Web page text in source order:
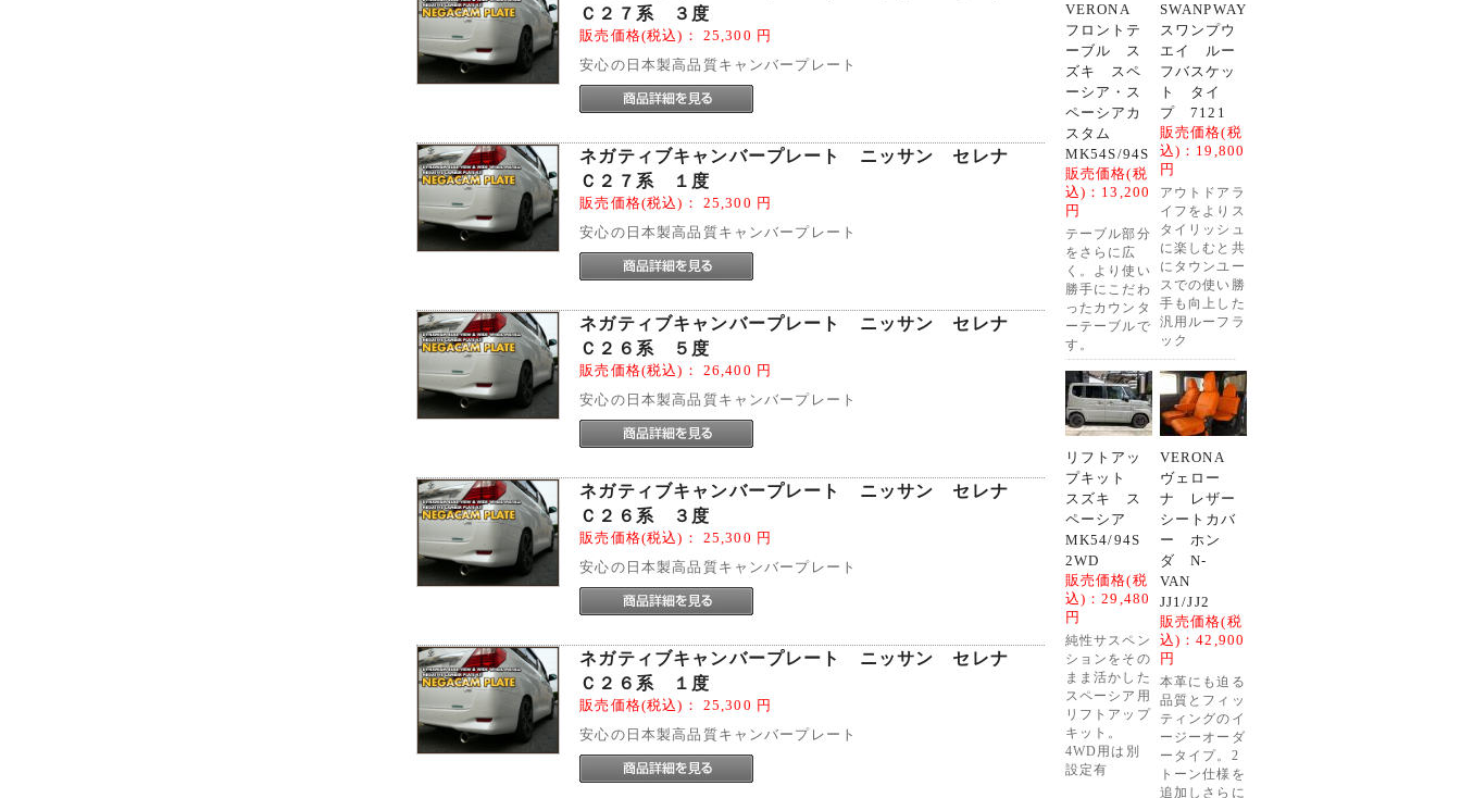
Ｃ２７系 ３度
販売価格(税込)： 25,300 円
安心の日本製高品質キャンバープレート
ネガティブキャンバープレート ニッサン セレナ
Ｃ２７系 １度
販売価格(税込)： 25,300 円
安心の日本製高品質キャンバープレート
ネガティブキャンバープレート ニッサン セレナ
Ｃ２６系 ５度
販売価格(税込)： 26,400 円
安心の日本製高品質キャンバープレート
ネガティブキャンバープレート ニッサン セレナ
Ｃ２６系 ３度
販売価格(税込)： 25,300 円
安心の日本製高品質キャンバープレート
ネガティブキャンバープレート ニッサン セレナ
Ｃ２６系 １度
販売価格(税込)： 25,300 円
安心の日本製高品質キャンバープレート
VERONA
フロントテ
ーブル ス
ズキ スペ
ーシア・ス
ペーシアカ
スタム
MK54S/94S
販売価格(税
込)： 13,200
円
テーブル部分
をさらに広
く。より使い
勝手にこだわ
ったカウンタ
ーテーブルで
す。
SWANPWAY
スワンプウ
エイ ルー
フバスケッ
ト タイ
プ 7121
販売価格(税
込)： 19,800
円
アウトドアラ
イフをよりス
タイリッシュ
に楽しむと共
にタウンユー
スでの使い勝
手も向上した
汎用ルーフラ
ック
リフトアッ
プキット
スズキ ス
ペーシア
MK54/94S
2WD
販売価格(税
込)：29,480
円
純性サスペン
ションをその
まま活かした
スペーシア用
リフトアップ
キット。
4WD用は別
設定有
VERONA
ヴェロー
ナ レザー
シートカバ
ー ホン
ダ N-
VAN
JJ1/JJ2
販売価格(税
込)：42,900
円
本革にも迫る
品質とフィッ
ティングのイ
ージーオーダ
ータイプ。2
トーン仕様を
追加しさらに